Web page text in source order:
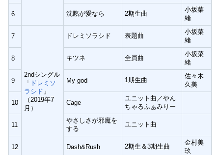
6 沈黙が愛なら 2期生曲
小坂菜
緒
7
2ndシングル
「 ドレミソ
ラシド 」
（2019年7
月）
ドレミソラシド 表題曲
小坂菜
緒
8 キツネ 全員曲
小坂菜
緒
9 My god 1期生曲
佐々木
久美
10 Cage
ユニット曲／やん
ちゃるふぁみりー
11
やさしさが邪魔を
する
ユニット曲
12 Dash&Rush 2期生＆3期生曲
金村美
玖